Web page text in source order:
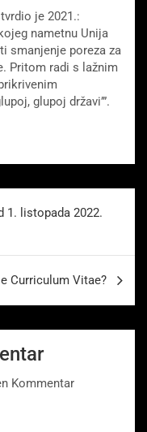
je 2021.:
nametnu Unija
smanjenje poreza za
Pritom radi s lažnim
glupoj državi’”.
1. listopada 2022.
Curriculum Vitae?
Kommentar